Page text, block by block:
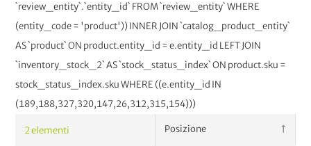
`review_entity`.`entity_id` FROM `review_entity` WHERE
(entity_code = 'product')) INNER JOIN `catalog_product_entity`
AS `product` ON product.entity_id = e.entity_id LEFT JOIN
`inventory_stock_2` AS `stock_status_index` ON product.sku =
stock_status_index.sku WHERE ((e.entity_id IN
(189,188,327,320,147,26,312,315,154)))
2elementi